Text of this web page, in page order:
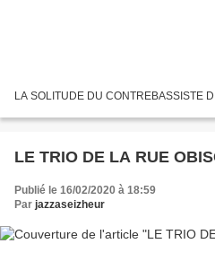
LA SOLITUDE DU CONTREBASSISTE
LE TRIO DE LA RUE
Publié le 16/02/2020 à 18:59
Par jazzaseizheur